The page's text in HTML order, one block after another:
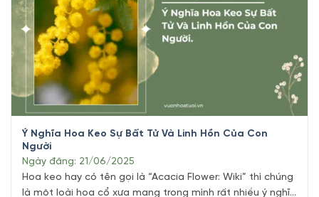
Ý Nghĩa Hoa Keo Sự Bất Tử Và Linh Hồn Của Con
Người
Ngày đăng: 21/06/2025
Hoa keo hay có tên gọi là “Acacia Flower: Wiki” thì chúng
là một loài hoa cổ xưa mang trong mình rất nhiều ý nghĩa